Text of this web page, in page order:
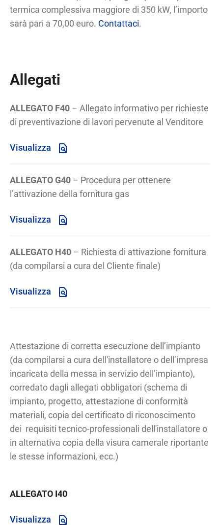
termica complessiva maggiore di 350 kW, l’importo
sarà pari a 70,00 euro. Contattaci.
Allegati
ALLEGATO F40 – Allegato informativo per richieste
di preventivazione di lavori pervenute al Venditore
Visualizza
ALLEGATO G40 – Procedura per ottenere
l’attivazione della fornitura gas
Visualizza
ALLEGATO H40 – Richiesta di attivazione fornitura
(da compilarsi a cura del Cliente finale)
Visualizza
Attestazione di corretta esecuzione dell’impianto
(da compilarsi a cura dell'installatore o dell’impresa
incaricata della messa in servizio dell’impianto),
corredato dagli allegati obbligatori (schema di
impianto, progetto, attestazione di conformità
materiali, copia del certificato di riconoscimento
dei requisiti tecnico-professionali dell'installatore o
in alternativa copia della visura camerale riportante
le stesse informazioni, ecc.)
ALLEGATO I40
Visualizza